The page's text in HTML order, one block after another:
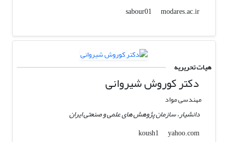
sabour01
modares.ac.ir
هیات تحریریه
دکتر کوروش شیروانی
مهندسی مواد
دانشیار، سازمان پژوهش های علمی و صنعتی ایران
koush1
yahoo.com